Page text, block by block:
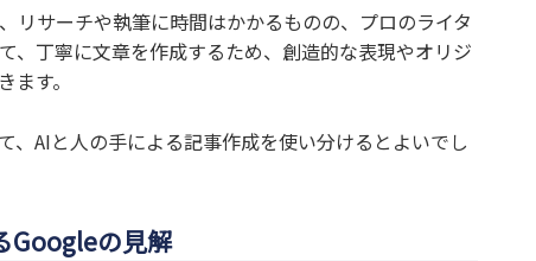
リサーチや執筆に時間はかかるものの、プロのライタ
、丁寧に文章を作成するため、創造的な表現やオリジ
す。
、AIと人の手による記事作成を使い分けるとよいでし
Googleの見解